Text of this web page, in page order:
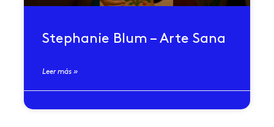
Stephanie Blum – Arte Sana
Leer más »